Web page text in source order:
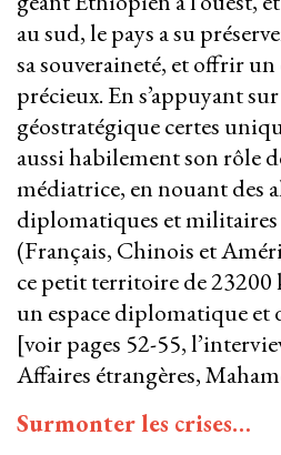
au sud, le pays a su
sa souveraineté, et offrir un
précieux. En s’appuyant
géostratégique certes
aussi habilement son rôle
médiatrice, en nouant des
diplomatiques et militaires
(Français, Chinois et
ce petit territoire de 23200
un espace diplomatique et
[voir pages 52-55,
Affaires étrangères,
Surmonter les crises…